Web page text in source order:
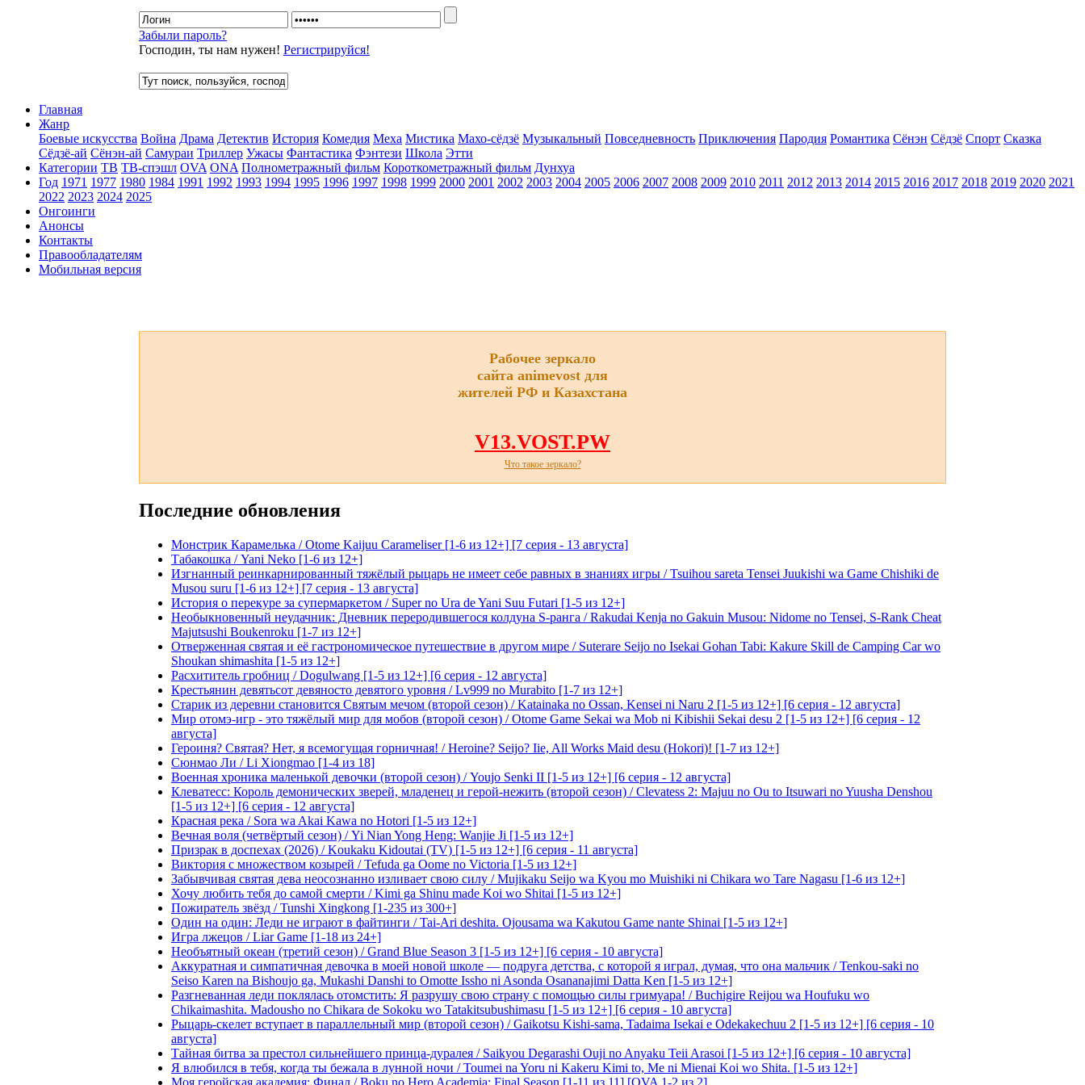
Забыли пароль?
Господин, ты нам нужен! Регистрируйся!
Главная
Жанр
Боевые искусства Война Драма Детектив История Комедия Меха Мистика Махо-сёдзё Музыкальный Повседневность Приключения Пародия Романтика Сёнэн Сёдзё Спорт Сказка
Сёдзё-ай Сёнэн-ай Самураи Триллер Ужасы Фантастика Фэнтези Школа Этти
Категории ТВ ТВ-спэшл OVA ONA Полнометражный фильм Короткометражный фильм Дунхуа
Год 1971 1977 1980 1984 1991 1992 1993 1994 1995 1996 1997 1998 1999 2000 2001 2002 2003 2004 2005 2006 2007 2008 2009 2010 2011 2012 2013 2014 2015 2016 2017 2018 2019 2020 2021
2022 2023 2024 2025
Онгоинги
Анонсы
Контакты
Правообладателям
Мобильная версия
Рабочее зеркало
сайта animevost для
жителей РФ и Казахстана
V13.VOST.PW
Что такое зеркало?
Последние обновления
Монстрик Карамелька / Otome Kaijuu Carameliser [1-6 из 12+] [7 серия - 13 августа]
Табакошка / Yani Neko [1-6 из 12+]
Изгнанный реинкарнированный тяжёлый рыцарь не имеет себе равных в знаниях игры / Tsuihou sareta Tensei Juukishi wa Game Chishiki de
Musou suru [1-6 из 12+] [7 серия - 13 августа]
История о перекуре за супермаркетом / Super no Ura de Yani Suu Futari [1-5 из 12+]
Необыкновенный неудачник: Дневник переродившегося колдуна S-ранга / Rakudai Kenja no Gakuin Musou: Nidome no Tensei, S-Rank Cheat
Majutsushi Boukenroku [1-7 из 12+]
Отверженная святая и её гастрономическое путешествие в другом мире / Suterare Seijo no Isekai Gohan Tabi: Kakure Skill de Camping Car wo
Shoukan shimashita [1-5 из 12+]
Расхититель гробниц / Dogulwang [1-5 из 12+] [6 серия - 12 августа]
Крестьянин девятьсот девяносто девятого уровня / Lv999 no Murabito [1-7 из 12+]
Старик из деревни становится Святым мечом (второй сезон) / Katainaka no Ossan, Kensei ni Naru 2 [1-5 из 12+] [6 серия - 12 августа]
Мир отомэ-игр - это тяжёлый мир для мобов (второй сезон) / Otome Game Sekai wa Mob ni Kibishii Sekai desu 2 [1-5 из 12+] [6 серия - 12
августа]
Героиня? Святая? Нет, я всемогущая горничная! / Heroine? Seijo? Iie, All Works Maid desu (Hokori)! [1-7 из 12+]
Сюнмао Ли / Li Xiongmao [1-4 из 18]
Военная хроника маленькой девочки (второй сезон) / Youjo Senki II [1-5 из 12+] [6 серия - 12 августа]
Клеватесс: Король демонических зверей, младенец и герой-нежить (второй сезон) / Clevatess 2: Majuu no Ou to Itsuwari no Yuusha Denshou
[1-5 из 12+] [6 серия - 12 августа]
Красная река / Sora wa Akai Kawa no Hotori [1-5 из 12+]
Вечная воля (четвёртый сезон) / Yi Nian Yong Heng: Wanjie Ji [1-5 из 12+]
Призрак в доспехах (2026) / Koukaku Kidoutai (TV) [1-5 из 12+] [6 серия - 11 августа]
Виктория с множеством козырей / Tefuda ga Oome no Victoria [1-5 из 12+]
Забывчивая святая дева неосознанно изливает свою силу / Mujikaku Seijo wa Kyou mo Muishiki ni Chikara wo Tare Nagasu [1-6 из 12+]
Хочу любить тебя до самой смерти / Kimi ga Shinu made Koi wo Shitai [1-5 из 12+]
Пожиратель звёзд / Tunshi Xingkong [1-235 из 300+]
Один на один: Леди не играют в файтинги / Tai-Ari deshita. Ojousama wa Kakutou Game nante Shinai [1-5 из 12+]
Игра лжецов / Liar Game [1-18 из 24+]
Необъятный океан (третий сезон) / Grand Blue Season 3 [1-5 из 12+] [6 серия - 10 августа]
Аккуратная и симпатичная девочка в моей новой школе — подруга детства, с которой я играл, думая, что она мальчик / Tenkou-saki no
Seiso Karen na Bishoujo ga, Mukashi Danshi to Omotte Issho ni Asonda Osananajimi Datta Ken [1-5 из 12+]
Разгневанная леди поклялась отомстить: Я разрушу свою страну с помощью силы гримуара! / Buchigire Reijou wa Houfuku wo
Chikaimashita. Madousho no Chikara de Sokoku wo Tatakitsubushimasu [1-5 из 12+] [6 серия - 10 августа]
Рыцарь-скелет вступает в параллельный мир (второй сезон) / Gaikotsu Kishi-sama, Tadaima Isekai e Odekakechuu 2 [1-5 из 12+] [6 серия - 10
августа]
Тайная битва за престол сильнейшего принца-дуралея / Saikyou Degarashi Ouji no Anyaku Teii Arasoi [1-5 из 12+] [6 серия - 10 августа]
Я влюбился в тебя, когда ты бежала в лунной ночи / Toumei na Yoru ni Kakeru Kimi to, Me ni Mienai Koi wo Shita. [1-5 из 12+]
Моя геройская академия: Финал / Boku no Hero Academia: Final Season [1-11 из 11] [OVA 1-2 из 2]